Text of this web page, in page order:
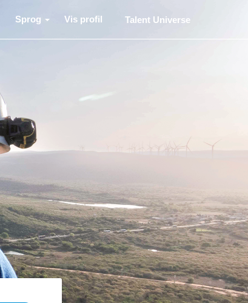
Sprog Vis profil Talent Universe